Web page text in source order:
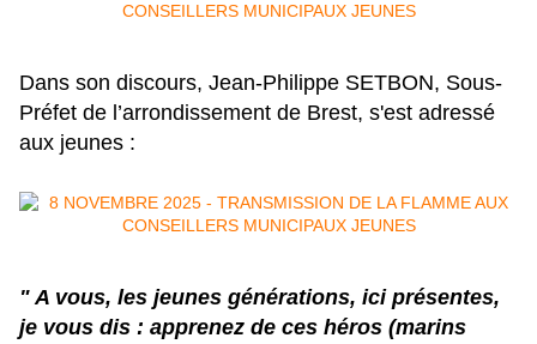
Dans son discours, Jean-Philippe SETBON, Sous-
Préfet de l’arrondissement de Brest, s'est adressé
aux jeunes :
" A vous, les jeunes générations, ici présentes,
je vous dis : apprenez de ces héros (marins